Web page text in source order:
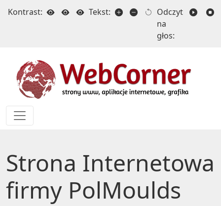
Kontrast: Tekst:
Odczyt
na
głos:
Strona Internetowa
firmy PolMoulds